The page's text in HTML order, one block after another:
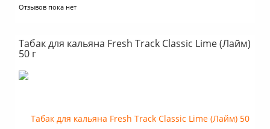
Отзывов пока нет
Табак для кальяна Fresh Track Classic Lime (Лайм)
50 г